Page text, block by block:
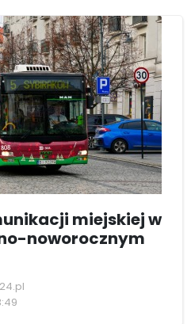
miejskiej w
noworocznym